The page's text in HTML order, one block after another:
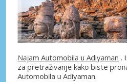
Najam Automobila u Adiyaman .
za pretraživanje kako biste
Automobila u Adiyaman.